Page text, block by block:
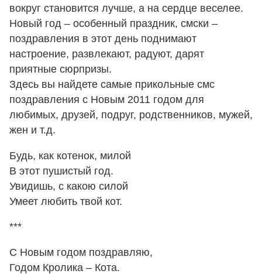
вокруг становится лучше, а на сердце веселее.
Новый год – особенный праздник, смски –
поздравления в этот день поднимают
настроение, развлекают, радуют, дарят
приятные сюрпризы.
Здесь вы найдете самые прикольные смс
поздравления с Новым 2011 годом для
любимых, друзей, подруг, родственников, мужей,
жен и т.д.
Будь, как котенок, милой
В этот пушистый год.
Увидишь, с какою силой
Умеет любить твой кот.
***
С Новым годом поздравляю,
Годом Кролика – Кота.